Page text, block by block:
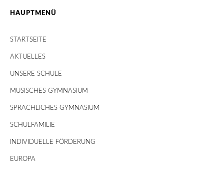
HAUPTMENÜ
STARTSEITE
AKTUELLES
UNSERE SCHULE
MUSISCHES GYMNASIUM
SPRACHLICHES GYMNASIUM
SCHULFAMILIE
INDIVIDUELLE FÖRDERUNG
EUROPA